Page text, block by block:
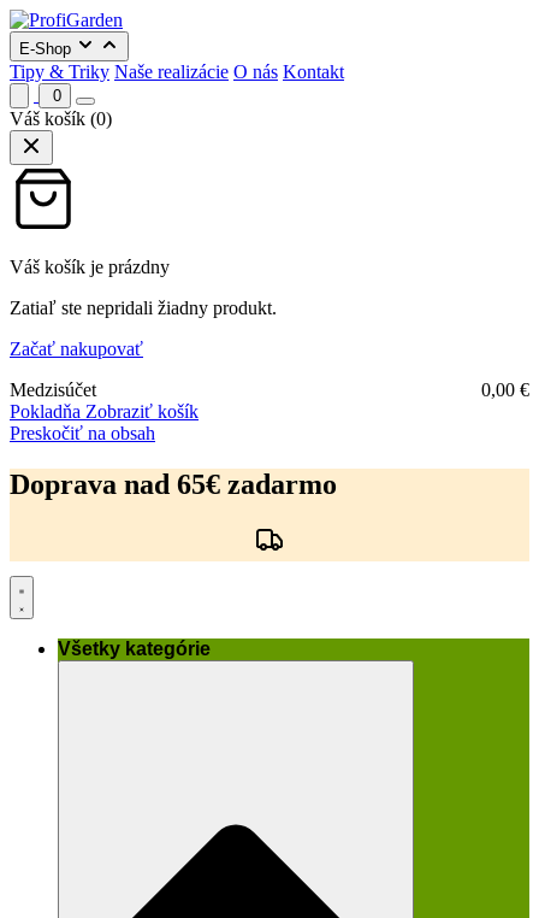
E-Shop
Tipy & Triky Naše realizácie O nás Kontakt
0
Váš košík (0)
Váš košík je prázdny
Zatiaľ ste nepridali žiadny produkt.
Začať nakupovať
Medzisúčet
0,00 €
Pokladňa Zobraziť košík
Preskočiť na obsah
Doprava nad 65€ zadarmo
Všetky kategórie